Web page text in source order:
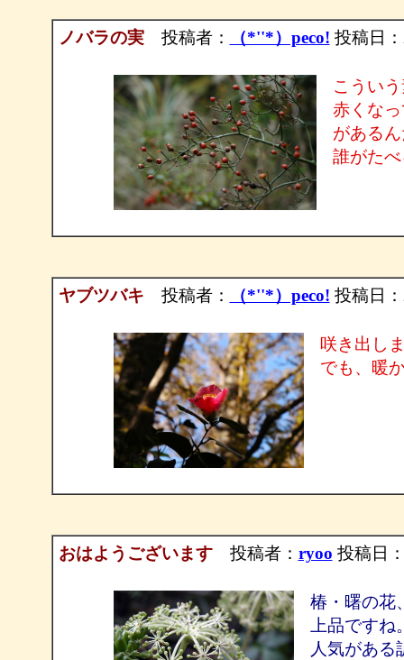
ノバラの実投稿者： （*''*）peco! 投稿日
こうい
赤くな
がある
誰がた
ヤブツバキ 投稿者： （*''*）peco! 投稿日
咲き出し
でも、暖
おはようございます投稿者： ryoo 投稿日
椿・曙の花
上品ですね
人気がある